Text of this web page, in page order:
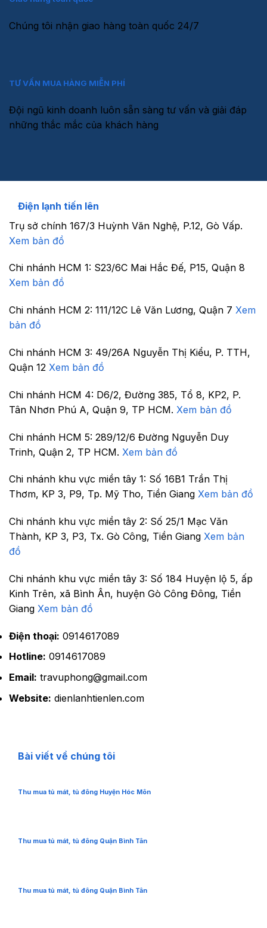
Chúng tôi nhận giao hàng toàn quốc 24/7
TƯ VẤN MUA HÀNG MIỄN PHÍ
Đội ngũ kinh doanh luôn sẵn sàng tư vấn và giải đáp
những thắc mắc của khách hàng
Điện lạnh tiến lên
Trụ sở chính 167/3 Huỳnh Văn Nghệ, P.12, Gò Vấp.
Xem bản đồ
Chi nhánh HCM 1: S23/6C Mai Hắc Đế, P15, Quận 8
Xem bản đồ
Chi nhánh HCM 2: 111/12C Lê Văn Lương, Quận 7 Xem
bản đồ
Chi nhánh HCM 3: 49/26A Nguyễn Thị Kiểu, P. TTH,
Quận 12 Xem bản đồ
Chi nhánh HCM 4: D6/2, Đường 385, Tổ 8, KP2, P.
Tân Nhơn Phú A, Quận 9, TP HCM. Xem bản đồ
Chi nhánh HCM 5: 289/12/6 Đường Nguyễn Duy
Trinh, Quận 2, TP HCM. Xem bản đồ
Chi nhánh khu vực miền tây 1: Số 16B1 Trần Thị
Thơm, KP 3, P9, Tp. Mỹ Tho, Tiền Giang Xem bản đồ
Chi nhánh khu vực miền tây 2: Số 25/1 Mạc Văn
Thành, KP 3, P3, Tx. Gò Công, Tiền Giang Xem bản
đồ
Chi nhánh khu vực miền tây 3: Số 184 Huyện lộ 5, ấp
Kinh Trên, xã Bình Ân, huyện Gò Công Đông, Tiền
Giang Xem bản đồ
Điện thoại: 0914617089
Hotline: 0914617089
Email: travuphong@gmail.com
Website: dienlanhtienlen.com
Bài viết về chúng tôi
Thu mua tủ mát, tủ đông Huyện Hóc Môn
Thu mua tủ mát, tủ đông Quận Bình Tân
Thu mua tủ mát, tủ đông Quận Bình Tân